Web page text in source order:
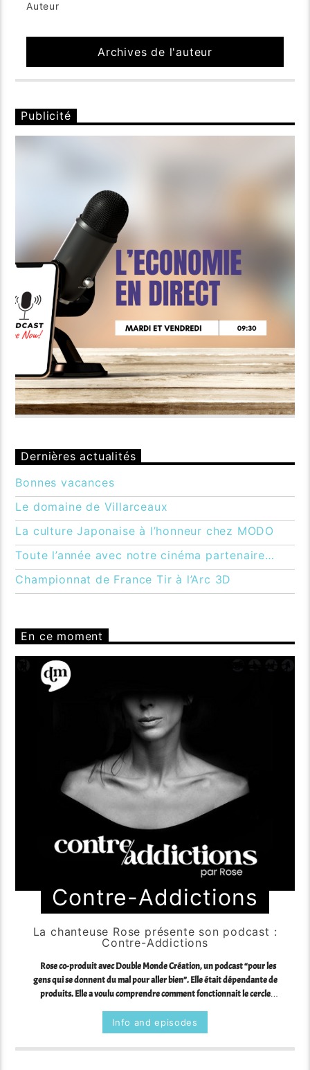
Auteur
Archives de l'auteur
Publicité
Dernières actualités
Bonnes vacances
Le domaine de Villarceaux
La culture Japonaise à l’honneur chez MODO
Toute l’année avec notre cinéma partenaire…
Championnat de France Tir à l’Arc 3D
En ce moment
Contre-Addictions
La chanteuse Rose présente son podcast :
Contre-Addictions
Rose co-produit avec Double Monde Création, un podcast “pour les
gens qui se donnent du mal pour aller bien”. Elle était dépendante de
produits. Elle a voulu comprendre comment fonctionnait le cercle
“L’addiction a ses contradictions que la volonté ignore”. Rose nous
invite à écouter une belle série de témoignages et d’expertises.
Info and episodes